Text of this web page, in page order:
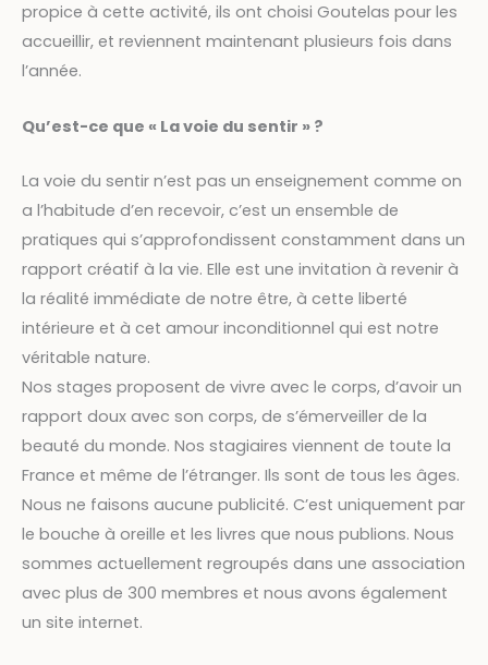
propice à cette activité, ils ont choisi Goutelas pour les
accueillir, et reviennent maintenant plusieurs fois dans
l’année.
Qu’est-ce que « La voie du sentir » ?
La voie du sentir n’est pas un enseignement comme on
a l’habitude d’en recevoir, c’est un ensemble de
pratiques qui s’approfondissent constamment dans un
rapport créatif à la vie. Elle est une invitation à revenir à
la réalité immédiate de notre être, à cette liberté
intérieure et à cet amour inconditionnel qui est notre
véritable nature.
Nos stages proposent de vivre avec le corps, d’avoir un
rapport doux avec son corps, de s’émerveiller de la
beauté du monde. Nos stagiaires viennent de toute la
France et même de l’étranger. Ils sont de tous les âges.
Nous ne faisons aucune publicité. C’est uniquement par
le bouche à oreille et les livres que nous publions. Nous
sommes actuellement regroupés dans une association
avec plus de 300 membres et nous avons également
un site internet.